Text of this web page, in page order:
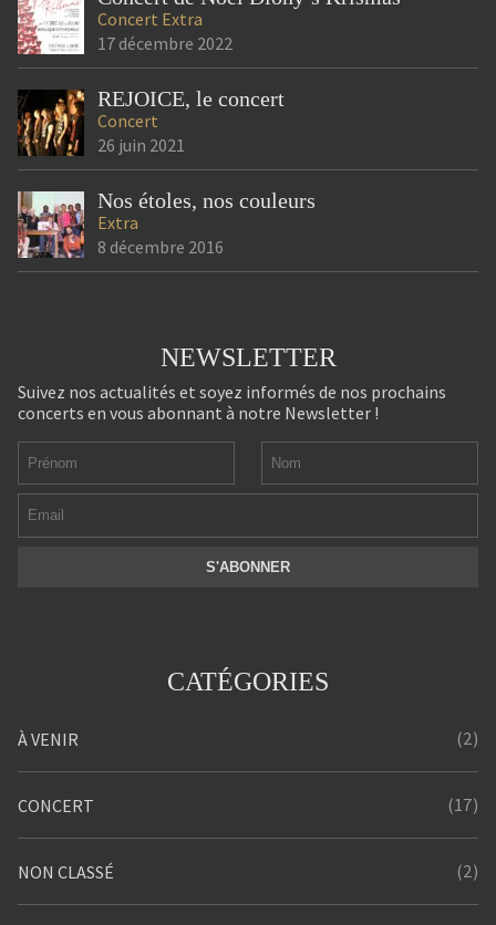
Concert Extra
17 décembre 2022
REJOICE, le concert
Concert
26 juin 2021
Nos étoles, nos couleurs
Extra
8 décembre 2016
NEWSLETTER
Suivez nos actualités et soyez informés de nos prochains
concerts en vous abonnant à notre Newsletter !
CATÉGORIES
À VENIR (2)
CONCERT (17)
NON CLASSÉ (2)